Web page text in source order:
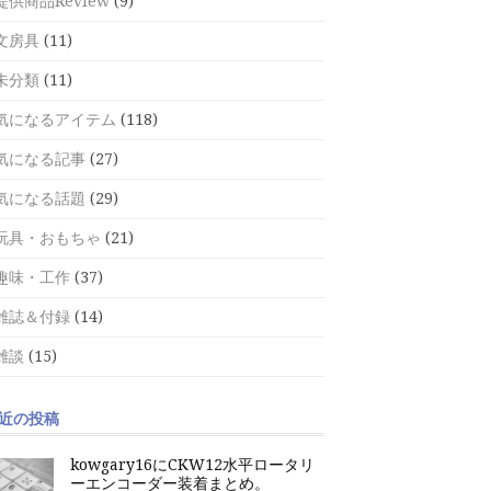
房具 (11)
分類 (11)
になるアイテム (118)
になる記事 (27)
になる話題 (29)
具・おもちゃ (21)
味・工作 (37)
誌＆付録 (14)
談 (15)
の投稿
kowgary16にCKW12水平ロータリ
ーエンコーダー装着まとめ。